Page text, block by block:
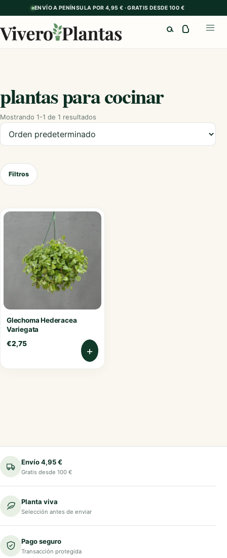
ENVÍO A PENÍNSULA POR 4,95 € · GRATIS DESDE 100 €
plantas para cocinar
Mostrando 1-1 de 1 resultados
Ordenar productos
Filtros
Glechoma Hederacea
Variegata
€2,75
+
Envío 4,95 €
Gratis desde 100 €
Planta viva
Selección antes de enviar
Pago seguro
Transacción protegida